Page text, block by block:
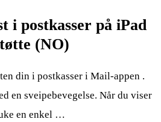
i postkasser på iPad
(NO)
din i postkasser i Mail-appen .
en sveipebevegelse. Når du viser
en enkel …